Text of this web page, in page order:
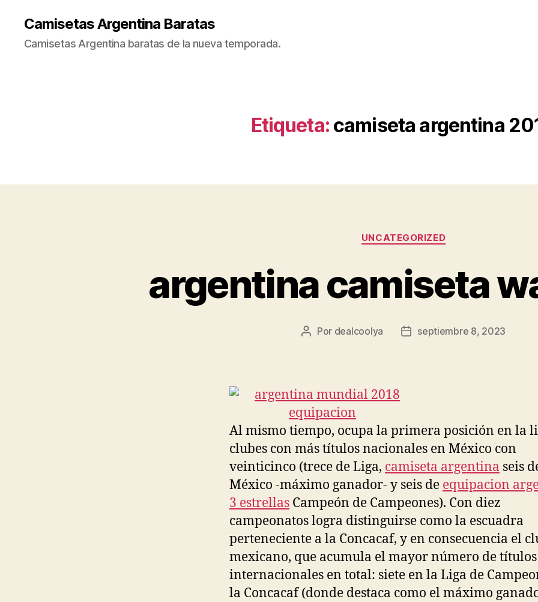
Camisetas Argentina Baratas
Camisetas Argentina baratas de la nueva temporada.
Etiqueta: camiseta argentina
Categorías
UNCATEGORIZED
argentina camiseta
Autor
Por dealcoolya
Fechaseptiembre 8, 2023
Al mismo tiempo, ocupa la primera posición en la
clubes con más títulos nacionales en México con
veinticinco (trece de Liga, camiseta argentina seis
México -máximo ganador- y seis de equipacion
3 estrellas Campeón de Campeones). Con diez
campeonatos logra distinguirse como la escuadra
perteneciente a la Concacaf, y en consecuencia el
mexicano, que acumula el mayor número de títulos
internacionales en total: siete en la Liga de
la Concacaf (donde destaca como el máximo